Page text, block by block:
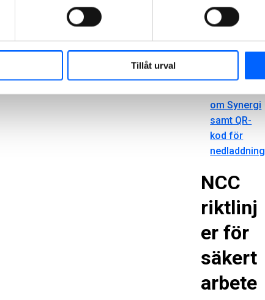
Tillåt urval
system för
pportering.
om Synergi
samt QR-
kod för
nedladdning
NCC
riktlinj
er för
säkert
arbete